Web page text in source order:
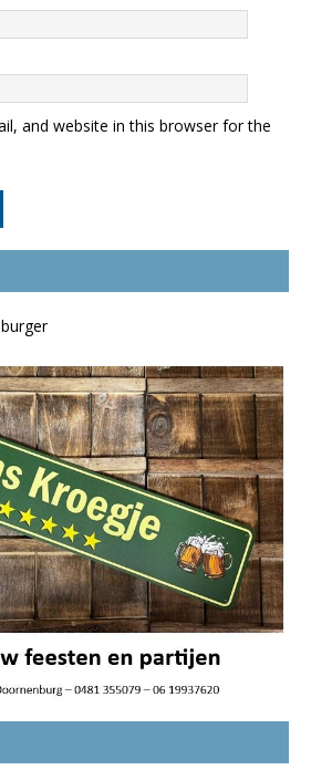
and website in this browser for the